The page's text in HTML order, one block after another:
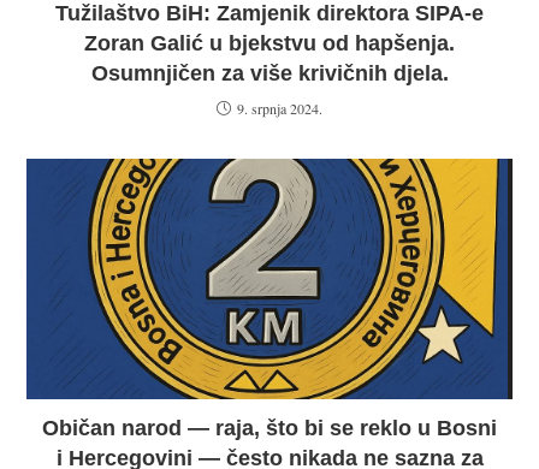
Tužilaštvo BiH: Zamjenik direktora SIPA-e
Zoran Galić u bjekstvu od hapšenja.
Osumnjičen za više krivičnih djela.
9. srpnja 2024.
Običan narod — raja, što bi se reklo u Bosni
i Hercegovini — često nikada ne sazna za